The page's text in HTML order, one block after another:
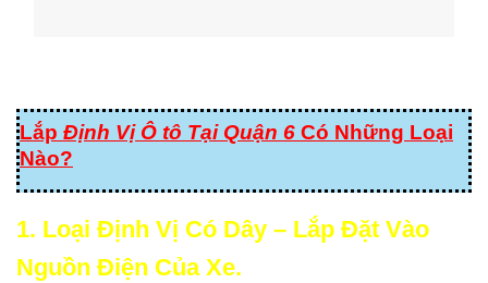
Lắp Định Vị Ô tô Tại Quận 6 Có Những Loại
Nào?
1. Loại Định Vị Có Dây – Lắp Đặt Vào
Nguồn Điện Của Xe.